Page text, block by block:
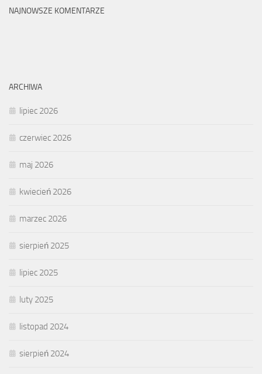
NAJNOWSZE KOMENTARZE
ARCHIWA
lipiec 2026
czerwiec 2026
maj 2026
kwiecień 2026
marzec 2026
sierpień 2025
lipiec 2025
luty 2025
listopad 2024
sierpień 2024